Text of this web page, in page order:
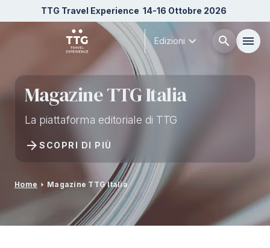
TTG Travel Experience 14-16 Ottobre 2026
Edizioni expand_more search menu
Menù arrow_right
Chi siamo
Visita arrow_right
Magazine TTG Italia
La piattaforma editoriale di TTG
SCOPRI DI PIÙ
arrow_forward
Home arrow_right Magazine TTG Italia